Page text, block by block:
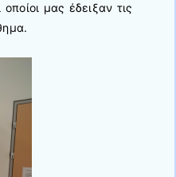
μας έδειξαν τις